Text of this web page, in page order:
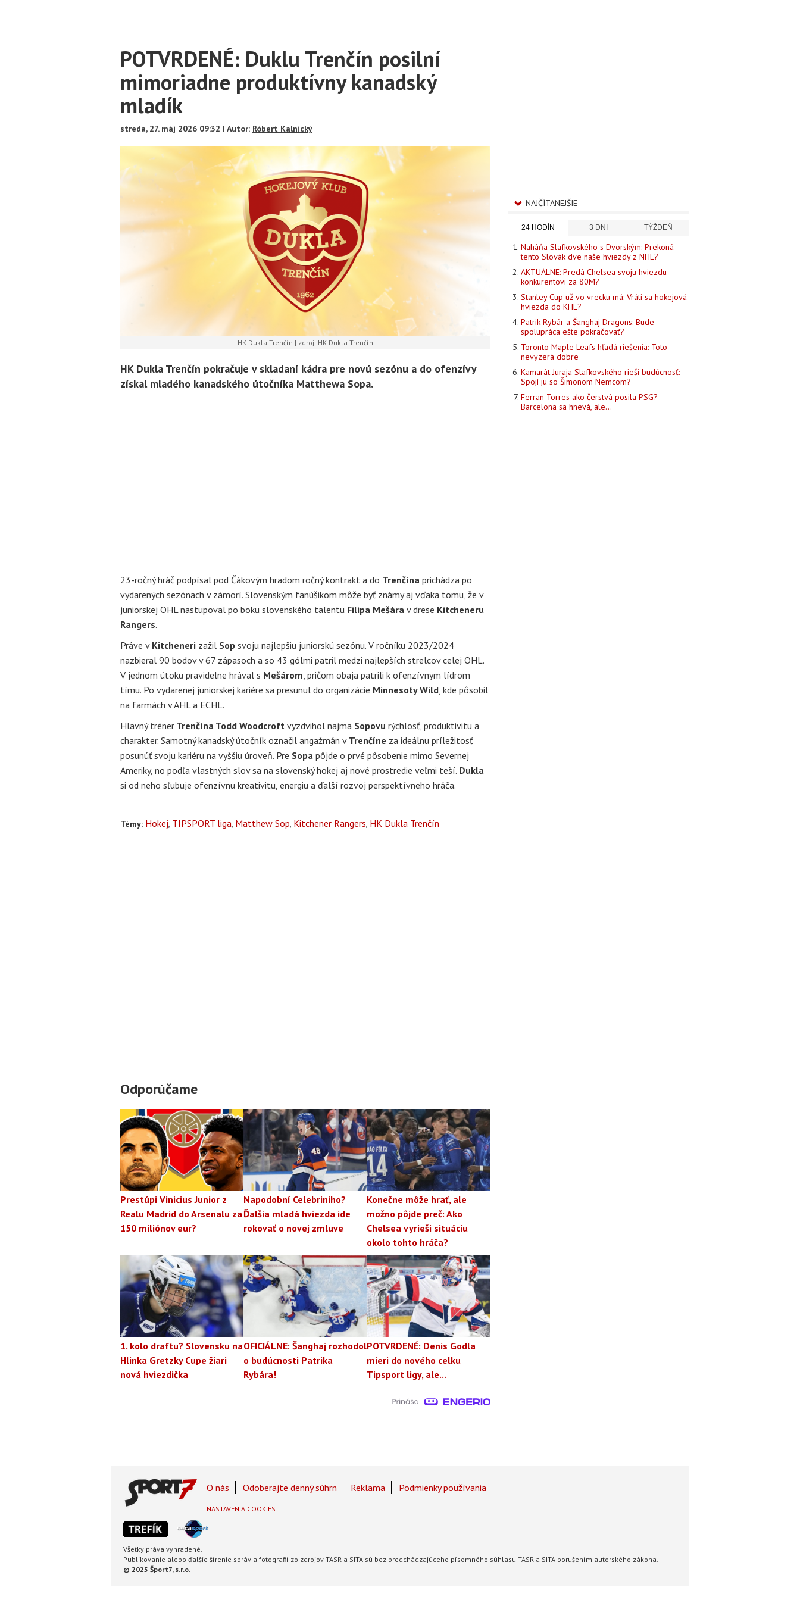
Main
Content
POTVRDENÉ: Duklu Trenčín posilní
mimoriadne produktívny kanadský
mladík
streda, 27. máj 2026 09:32 | Autor: Róbert Kalnický
HK Dukla Trenčín | zdroj: HK Dukla Trenčín
HK Dukla Trenčín pokračuje v skladaní kádra pre novú sezónu a do ofenzívy
získal mladého kanadského útočníka Matthewa Sopa.
23-ročný hráč podpísal pod Čákovým hradom ročný kontrakt a do Trenčína prichádza po
vydarených sezónach v zámorí. Slovenským fanúšikom môže byť známy aj vďaka tomu, že v
juniorskej OHL nastupoval po boku slovenského talentu Filipa Mešára v drese Kitcheneru
Rangers.
Práve v Kitcheneri zažil Sop svoju najlepšiu juniorskú sezónu. V ročníku 2023/2024
nazbieral 90 bodov v 67 zápasoch a so 43 gólmi patril medzi najlepších strelcov celej OHL.
V jednom útoku pravidelne hrával s Mešárom , pričom obaja patrili k ofenzívnym lídrom
tímu. Po vydarenej juniorskej kariére sa presunul do organizácie Minnesoty Wild , kde pôsobil
na farmách v AHL a ECHL.
Hlavný tréner Trenčína Todd Woodcroft vyzdvihol najmä Sopovu rýchlosť, produktivitu a
charakter. Samotný kanadský útočník označil angažmán v Trenčíne za ideálnu príležitosť
posunúť svoju kariéru na vyššiu úroveň. Pre Sopa pôjde o prvé pôsobenie mimo Severnej
Ameriky, no podľa vlastných slov sa na slovenský hokej aj nové prostredie veľmi teší. Dukla
si od neho sľubuje ofenzívnu kreativitu, energiu a ďalší rozvoj perspektívneho hráča.
Témy: Hokej TIPSPORT liga Matthew Sop Kitchener Rangers HK Dukla Trenčín
Odporúčame
Prestúpi Vinicius Junior z
Realu Madrid do Arsenalu za
150 miliónov eur?
Napodobní Celebriniho?
Ďalšia mladá hviezda ide
rokovať o novej zmluve
Konečne môže hrať, ale
možno pôjde preč: Ako
Chelsea vyrieši situáciu
okolo tohto hráča?
1. kolo draftu? Slovensku na
Hlinka Gretzky Cupe žiari
nová hviezdička
OFICIÁLNE: Šanghaj rozhodol
o budúcnosti Patrika
Rybára!
POTVRDENÉ: Denis Godla
mieri do nového celku
Tipsport ligy, ale...
NAJČÍTANEJŠIE
24 HODÍN 3 DNI TÝŽDEŇ
Naháňa Slafkovského s Dvorským: Prekoná
tento Slovák dve naše hviezdy z NHL?
AKTUÁLNE: Predá Chelsea svoju hviezdu
konkurentovi za 80M?
Stanley Cup už vo vrecku má: Vráti sa hokejová
hviezda do KHL?
Patrik Rybár a Šanghaj Dragons: Bude
spolupráca ešte pokračovať?
Toronto Maple Leafs hľadá riešenia: Toto
nevyzerá dobre
Kamarát Juraja Slafkovského rieši budúcnosť:
Spojí ju so Šimonom Nemcom?
Ferran Torres ako čerstvá posila PSG?
Barcelona sa hnevá, ale...
Footer
Footer
Menu
O nás Odoberajte denný súhrn Reklama Podmienky používania
NASTAVENIA COOKIES
Všetky práva vyhradené.
Publikovanie alebo ďalšie šírenie správ a fotografií zo zdrojov TASR a SITA sú bez predchádzajúceho písomného súhlasu TASR a SITA porušením autorského zákona.
© 2025 Šport7, s.r.o.